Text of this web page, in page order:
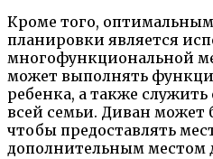
Кроме того,
планировки является
многофункциональной
может выполнять
ребенка, а также
всей семьи. Диван может
чтобы предоставлять
дополнительным местом